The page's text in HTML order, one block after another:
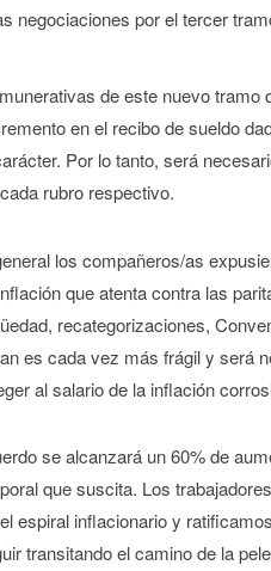
negociaciones por el tercer
de este nuevo
en el recibo de sueldo
Por lo tanto, será
rubro respectivo.
los compañeros/as
que atenta contra las
recategorizaciones,
es cada vez más frágil y será
al salario de la inflación
se alcanzará un 60% de
que suscita. Los
espiral inflacionario y
transitando el camino de la